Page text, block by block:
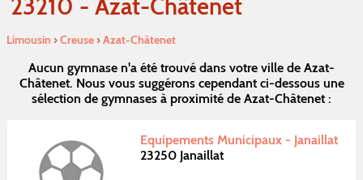
23210 - Azat-Châtenet
Limousin ›Creuse›Azat-Châtenet
Aucun gymnase n'a été trouvé dans votre ville de Azat-
Châtenet. Nous vous suggérons cependant ci-dessous une
sélection de gymnases à proximité de Azat-Châtenet :
Equipements Municipaux - Janaillat
23250 Janaillat